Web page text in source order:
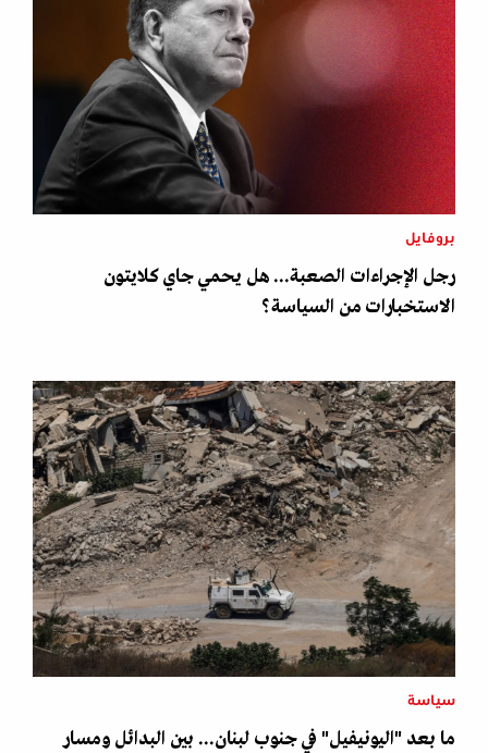
بروفايل
رجل الإجراءات الصعبة... هل يحمي جاي كلايتون
الاستخبارات من السياسة؟
سياسة
ما بعد "اليونيفيل" في جنوب لبنان... بين البدائل ومسار